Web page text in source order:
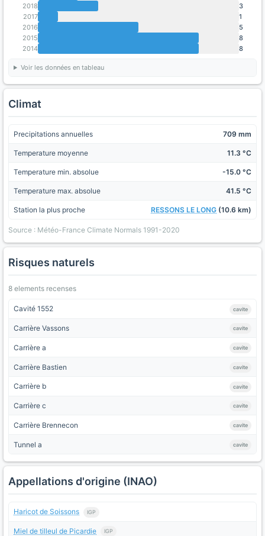
2018
3
2017
1
2016
5
2015
8
2014
8
Voir les données en tableau
Climat
Precipitations annuelles 709 mm
Temperature moyenne 11.3 °C
Temperature min. absolue -15.0 °C
Temperature max. absolue 41.5 °C
Station la plus proche RESSONS LE LONG (10.6 km)
Source : Météo-France Climate Normals 1991-2020
Risques naturels
8 elements recenses
Cavité 1552 cavite
Carrière Vassons cavite
Carrière a cavite
Carrière Bastien cavite
Carrière b cavite
Carrière c cavite
Carrière Brennecon cavite
Tunnel a cavite
Appellations d'origine (INAO)
Haricot de Soissons IGP
Miel de tilleul de Picardie IGP